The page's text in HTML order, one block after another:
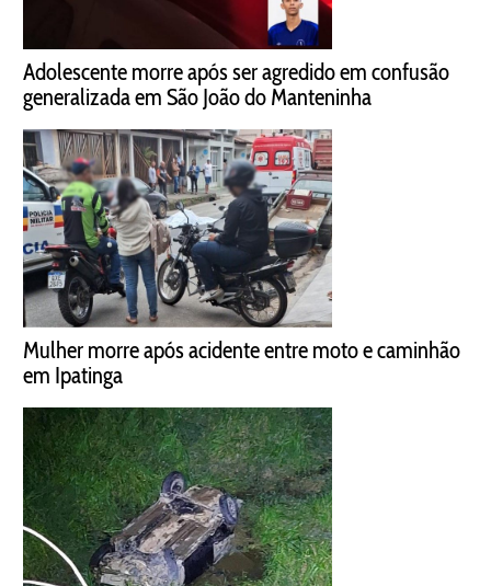
Adolescente morre após ser agredido em confusão
generalizada em São João do Manteninha
Mulher morre após acidente entre moto e caminhão
em Ipatinga